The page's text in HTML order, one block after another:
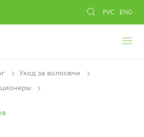
РУС ENG
Уход за волосами